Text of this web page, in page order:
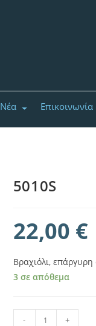
Νέα Επικοινωνία
5010S
22,00 €
Βραχιόλι,
3 σε απόθεμα
5010S ποσότητα
- +